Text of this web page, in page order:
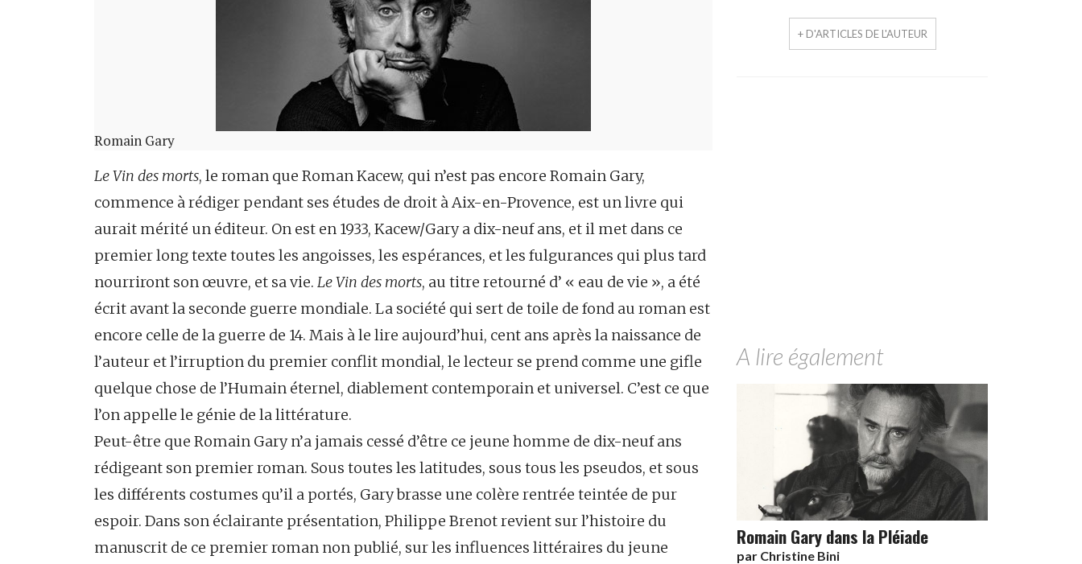
Romain Gary
Le Vin des morts, le roman que Roman Kacew, qui n’est pas encore Romain Gary,
commence à rédiger pendant ses études de droit à Aix-en-Provence, est un livre qui
aurait mérité un éditeur. On est en 1933, Kacew/Gary a dix-neuf ans, et il met dans ce
premier long texte toutes les angoisses, les espérances, et les fulgurances qui plus tard
nourriront son œuvre, et sa vie. Le Vin des morts, au titre retourné d’ « eau de vie », a été
écrit avant la seconde guerre mondiale. La société qui sert de toile de fond au roman est
encore celle de la guerre de 14. Mais à le lire aujourd’hui, cent ans après la naissance de
l’auteur et l’irruption du premier conflit mondial, le lecteur se prend comme une gifle
quelque chose de l’Humain éternel, diablement contemporain et universel. C’est ce que
l’on appelle le génie de la littérature.
Peut-être que Romain Gary n’a jamais cessé d’être ce jeune homme de dix-neuf ans
rédigeant son premier roman. Sous toutes les latitudes, sous tous les pseudos, et sous
les différents costumes qu’il a portés, Gary brasse une colère rentrée teintée de pur
espoir. Dans son éclairante présentation, Philippe Brenot revient sur l’histoire du
manuscrit de ce premier roman non publié, sur les influences littéraires du jeune
+ D'ARTICLES DE L'AUTEUR
A lire également
Romain Gary dans la Pléiade
par Christine Bini